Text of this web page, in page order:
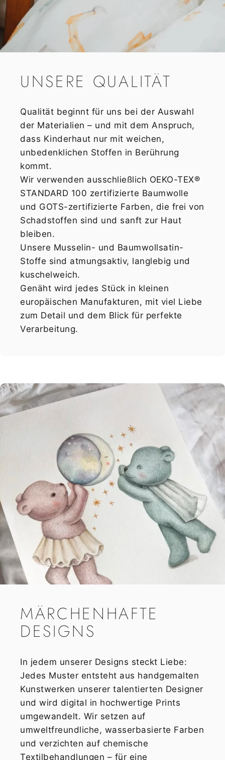
UNSERE QUALITÄT
Qualität beginnt für uns bei der Auswahl
der Materialien – und mit dem Anspruch,
dass Kinderhaut nur mit weichen,
unbedenklichen Stoffen in Berührung
kommt.
Wir verwenden ausschließlich OEKO-TEX®
STANDARD 100 zertifizierte Baumwolle
und GOTS-zertifizierte Farben, die frei von
Schadstoffen sind und sanft zur Haut
bleiben.
Unsere Musselin- und Baumwollsatin-
Stoffe sind atmungsaktiv, langlebig und
kuschelweich.
Genäht wird jedes Stück in kleinen
europäischen Manufakturen, mit viel Liebe
zum Detail und dem Blick für perfekte
Verarbeitung.
MÄRCHENHAFTE
DESIGNS
In jedem unserer Designs steckt Liebe:
Jedes Muster entsteht aus handgemalten
Kunstwerken unserer talentierten Designer
und wird digital in hochwertige Prints
umgewandelt. Wir setzen auf
umweltfreundliche, wasserbasierte Farben
und verzichten auf chemische
Textilbehandlungen – für eine